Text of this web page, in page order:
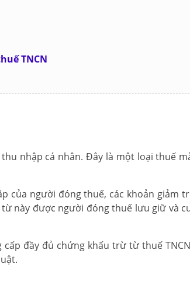
TNCN
nhập cá nhân. Đây là một loại thuế
của người đóng thuế, các khoản giảm
này được người đóng thuế lưu giữ và
đầy đủ chứng khấu trừ từ thuế